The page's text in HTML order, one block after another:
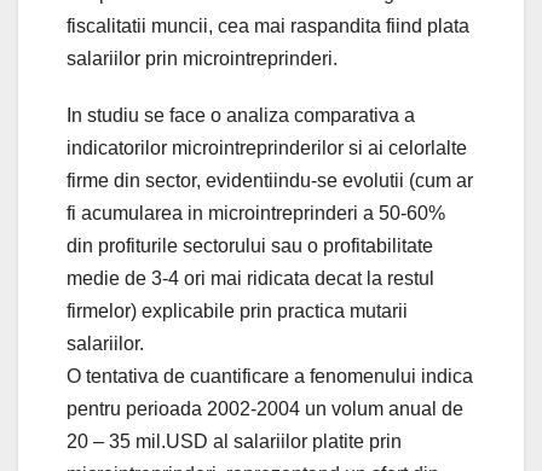
fiscalitatii muncii, cea mai raspandita fiind plata
salariilor prin microintreprinderi.
In studiu se face o analiza comparativa a
indicatorilor microintreprinderilor si ai celorlalte
firme din sector, evidentiindu-se evolutii (cum ar
fi acumularea in microintreprinderi a 50-60%
din profiturile sectorului sau o profitabilitate
medie de 3-4 ori mai ridicata decat la restul
firmelor) explicabile prin practica mutarii
salariilor.
O tentativa de cuantificare a fenomenului indica
pentru perioada 2002-2004 un volum anual de
20 – 35 mil.USD al salariilor platite prin